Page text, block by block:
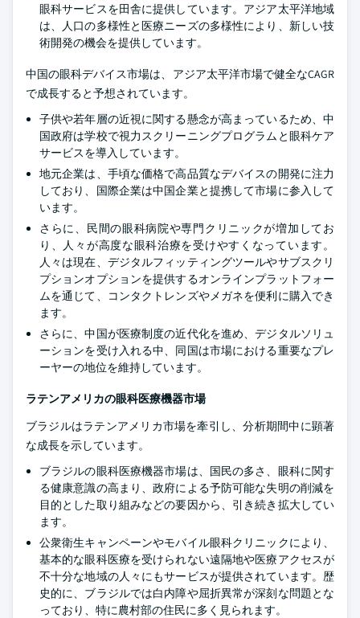
眼科サービスを田舎に提供しています。アジア太平洋地域
は、人口の多様性と医療ニーズの多様性により、新しい技
術開発の機会を提供しています。
中国の眼科デバイス市場は、アジア太平洋市場で健全なCAGR
で成長すると予想されています。
子供や若年層の近視に関する懸念が高まっているため、中
国政府は学校で視力スクリーニングプログラムと眼科ケア
サービスを導入しています。
地元企業は、手頃な価格で高品質なデバイスの開発に注力
しており、国際企業は中国企業と提携して市場に参入して
います。
さらに、民間の眼科病院や専門クリニックが増加してお
り、人々が高度な眼科治療を受けやすくなっています。
人々は現在、デジタルフィッティングツールやサブスクリ
プションオプションを提供するオンラインプラットフォー
ムを通じて、コンタクトレンズやメガネを便利に購入でき
ます。
さらに、中国が医療制度の近代化を進め、デジタルソリュ
ーションを受け入れる中、同国は市場における重要なプレ
ーヤーの地位を維持しています。
ラテンアメリカの眼科医療機器市場
ブラジルはラテンアメリカ市場を牽引し、分析期間中に顕著
な成長を示しています。
ブラジルの眼科医療機器市場は、国民の多さ、眼科に関す
る健康意識の高まり、政府による予防可能な失明の削減を
目的とした取り組みなどの要因から、引き続き拡大してい
ます。
公衆衛生キャンペーンやモバイル眼科クリニックにより、
基本的な眼科医療を受けられない遠隔地や医療アクセスが
不十分な地域の人々にもサービスが提供されています。歴
史的に、ブラジルでは白内障や屈折異常が深刻な問題とな
っており、特に農村部の住民に多く見られます。